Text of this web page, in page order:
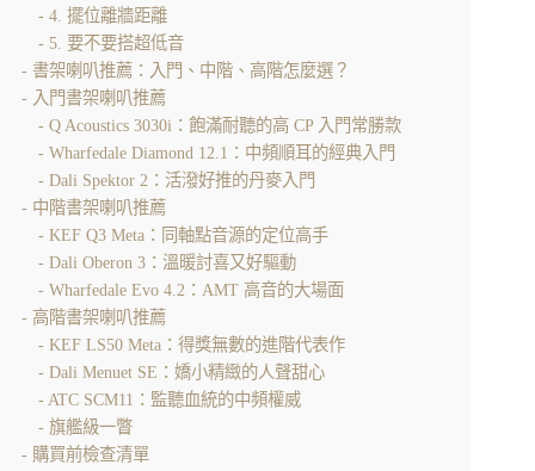
4. 擺位離牆距離
5. 要不要搭超低音
書架喇叭推薦：入門、中階、高階怎麼選？
入門書架喇叭推薦
Q Acoustics 3030i：飽滿耐聽的高 CP 入門常勝款
Wharfedale Diamond 12.1：中頻順耳的經典入門
Dali Spektor 2：活潑好推的丹麥入門
中階書架喇叭推薦
KEF Q3 Meta：同軸點音源的定位高手
Dali Oberon 3：溫暖討喜又好驅動
Wharfedale Evo 4.2：AMT 高音的大場面
高階書架喇叭推薦
KEF LS50 Meta：得獎無數的進階代表作
Dali Menuet SE：嬌小精緻的人聲甜心
ATC SCM11：監聽血統的中頻權威
旗艦級一瞥
購買前檢查清單